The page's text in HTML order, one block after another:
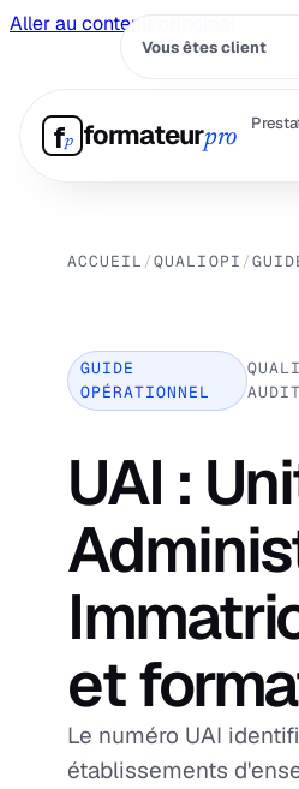
Aller au contenu principal
Vous êtes client
fp formateurpro
ACCUEIL /QUALIOPI /
GUIDE
OPÉRATIONNEL
AUDIT
UAI :
et
Le numéro UAI
établissements